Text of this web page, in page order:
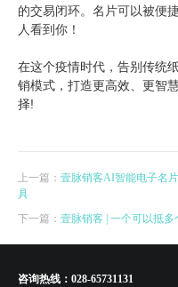
的交易闭环。名片可以被便
人看到你！
在这个疫情时代，告别传统
销模式，打造更高效、更智
择!
上一篇： 壹脉销客AI智能电子名
具
下一篇： 壹脉销客 | 一个可以抵
咨询热线： 028-65731131